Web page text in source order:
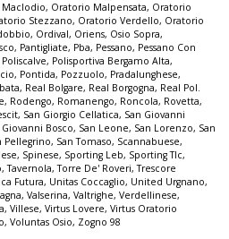
, Oratorio Malpensata, Oratorio
Stezzano, Oratorio Verdello, Oratorio
, Ordival, Oriens, Osio Sopra,
, Pantigliate, Pba, Pessano, Pessano Con
Poliscalve, Polisportiva Bergamo Alta,
, Pontida, Pozzuolo, Pradalunghese,
, Real Bolgare, Real Borgogna, Real Pol.
, Rodengo, Romanengo, Roncola, Rovetta,
, San Giorgio Cellatica, San Giovanni
Giovanni Bosco, San Leone, San Lorenzo, San
Pellegrino, San Tomaso, Scannabuese,
, Spinese, Sporting Leb, Sporting Tlc,
,Tavernola,Torre De' Roveri,Trescore
Futura, Unitas Coccaglio, United Urgnano,
, Valserina, Valtrighe, Verdellinese,
, Villese, Virtus Lovere, Virtus Oratorio
, Voluntas Osio, Zogno 98